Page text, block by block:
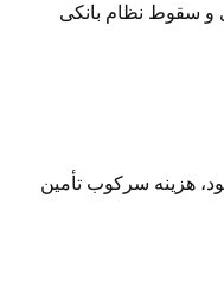
و سقوط نظام بانکی
هزینه سرکوب تأمین